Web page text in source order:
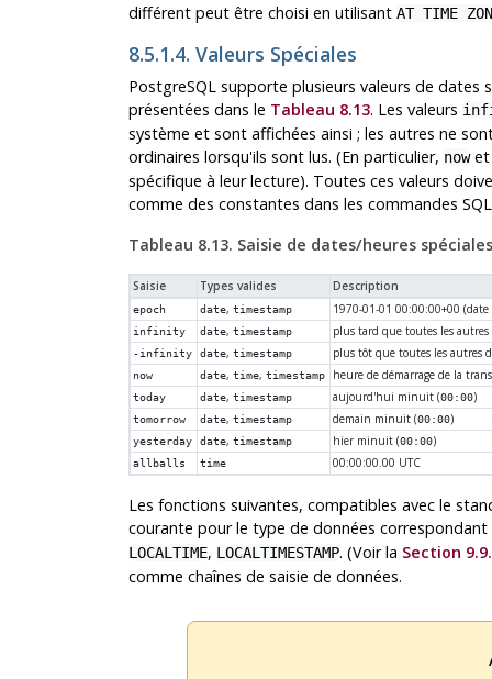
différent peut être choisi en utilisant AT TIME
8.5.1.4. Valeurs Spéciales
PostgreSQL supporte plusieurs valeurs de dates
présentées dans le Tableau 8.13. Les valeurs
système et sont affichées ainsi ; les autres ne
ordinaires lorsqu'ils sont lus. (En particulier, nowet
spécifique à leur lecture). Toutes ces valeurs
comme des constantes dans les commandes
Tableau 8.13. Saisie de dates/heures spéciales
Saisie Types valides Description
epoch date,timestamp 1970-01-01 00:00:00+00
infinity date,timestamp plus tard que toutes les autres
-infinity date,timestamp plus tôt que toutes les autres
now date,time,timestamp heure de démarrage de la
today date,timestamp aujourd'hui minuit (00:00)
tomorrow date,timestamp demain minuit (00:00)
yesterday date,timestamp hier minuit (00:00)
allballs time 00:00:00.00 UTC
Les fonctions suivantes, compatibles avec le
courante pour le type de données
LOCALTIME, LOCALTIMESTAMP. (Voir la Section
comme chaînes de saisie de données.